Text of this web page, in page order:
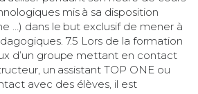
mis à sa disposition
…) dans le but exclusif de mener à
7.5 Lors de la formation
d’un groupe mettant en contact
un assistant TOP ONE ou
avec des élèves, il est